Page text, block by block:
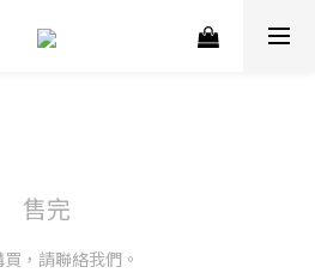
售完
，請聯絡我們。